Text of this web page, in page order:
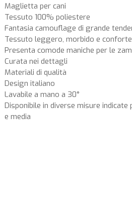
Maglietta per cani
Tessuto 100% poliestere
Fantasia camouflage di grande
Tessuto leggero, morbido e
Presenta comode maniche per le
Curata nei dettagli
Materiali di qualità
Design italiano
Lavabile a mano a 30°
Disponibile in diverse misure
e media